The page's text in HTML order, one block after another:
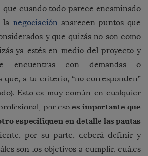
que cuando todo parece encaminado
la negociación aparecen puntos que
y que quizás no son como
ya estés en medio del proyecto y
encuentras con demandas o
que, a tu criterio, “no corresponden”
Esto es muy común en cualquier
por esoes importante que
especifiquen en detalle las pautas
por su parte, deberá definir y
son los objetivos a cumplir, cuáles